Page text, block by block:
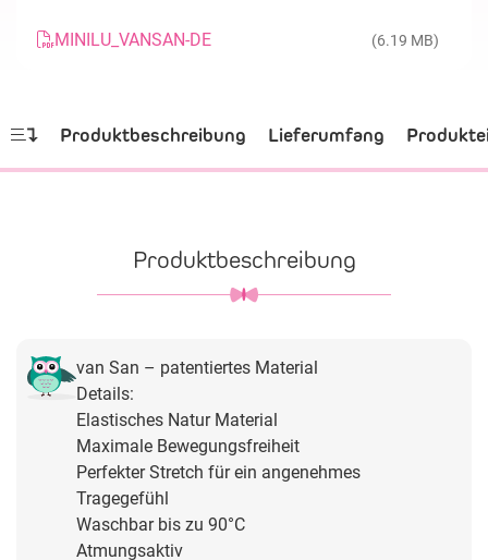
MINILU_VANSAN-DE (6.19 MB)
Produktbeschreibung Lieferumfang
Produktbeschreibung
van San – patentiertes Material
Details:
Elastisches Natur Material
Maximale Bewegungsfreiheit
Perfekter Stretch für ein angenehmes
Tragegefühl
Waschbar bis zu 90°C
Atmungsaktiv